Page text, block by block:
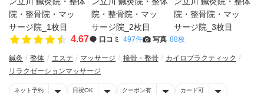
4.67 口コミ 497件 写真 88枚
鍼灸 整体 エステ マッサージ 接骨・整骨
カイロプラクティック
リラクゼーションマッサージ
ネット予約 日祝OK クーポン有 カード可